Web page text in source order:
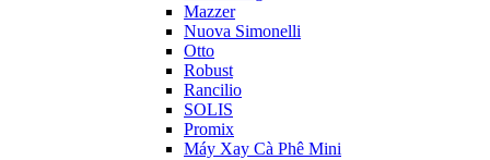
Mazzer
Nuova Simonelli
Otto
Robust
Rancilio
SOLIS
Promix
Máy Xay Cà Phê Mini